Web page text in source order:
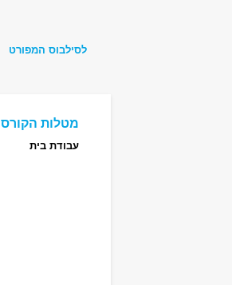
לסילבוס המפורט
מטלות הקורס
עבודת בית